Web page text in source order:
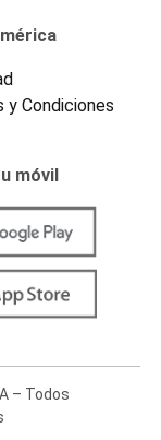
y Condiciones
móvil
– Todos